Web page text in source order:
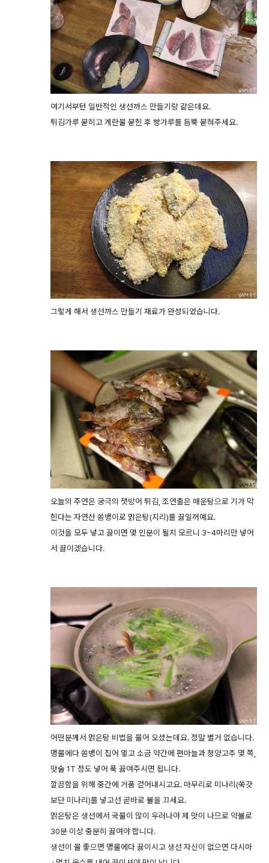
여기서부턴 일반적인 생선까스 만들기랑 같은데요.
튀김가루 묻히고 계란물 묻힌 후 빵가루를 듬뿍 묻혀주세요.
그렇게 해서 생선까스 만들기 재료가 완성되었습니다.
오늘의 주연은 궁극의 잿방어 튀김, 조연출은 매운탕으로 기가 막
힌다는 자연산 쏨뱅이로 맑은탕(지리)를 끓일꺼예요.
이것을 모두 넣고 끓이면 몇 인분이 될지 모르니 3~4마리만 넣어
서 끓이겠습니다.
어떤분께서 맑은탕 비법을 물어 오셨는데요. 정말 별거 없습니다.
맹물에다 쏨뱅이 집어 옇고 소금 약간에 편마늘과 청양고추 몇 쪽,
맛술 1T 정도 넣어 푹 끓여주시면 됩니다.
깔끔함을 위해 중간에 거품 걷어내시고요. 마무리로 미나리(쑥갓
보단 미나리)를 넣고선 곧바로 불을 끄세요.
맑은탕은 생선에서 국물이 많이 우러나야 제 맛이 나므로 약불로
30분 이상 충분히 끓여야 합니다.
생선이 물 좋으면 맹물에다 끓이시고 생선 자신이 없으면 다시마